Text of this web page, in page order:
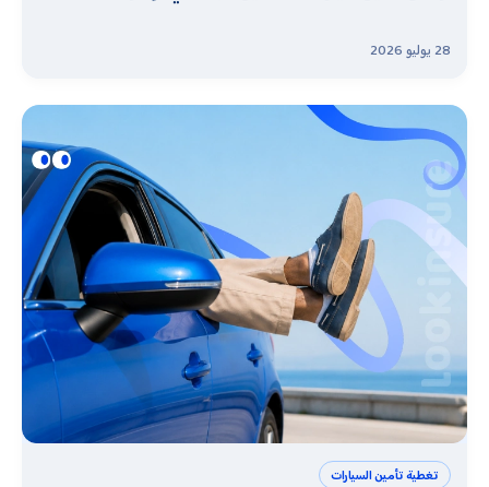
28 يوليو 2026
تغطية تأمين السيارات